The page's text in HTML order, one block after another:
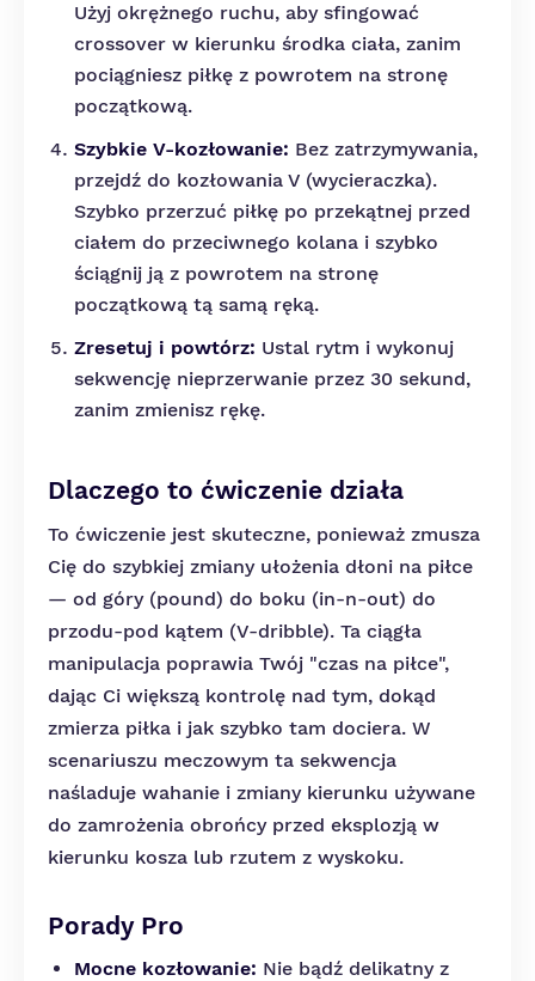
Użyj okrężnego ruchu, aby sfingować
crossover w kierunku środka ciała, zanim
pociągniesz piłkę z powrotem na stronę
początkową.
Szybkie V-kozłowanie: Bez zatrzymywania,
przejdź do kozłowania V (wycieraczka).
Szybko przerzuć piłkę po przekątnej przed
ciałem do przeciwnego kolana i szybko
ściągnij ją z powrotem na stronę
początkową tą samą ręką.
Zresetuj i powtórz: Ustal rytm i wykonuj
sekwencję nieprzerwanie przez 30 sekund,
zanim zmienisz rękę.
Dlaczego to ćwiczenie działa
To ćwiczenie jest skuteczne, ponieważ zmusza
Cię do szybkiej zmiany ułożenia dłoni na piłce
— od góry (pound) do boku (in-n-out) do
przodu-pod kątem (V-dribble). Ta ciągła
manipulacja poprawia Twój "czas na piłce",
dając Ci większą kontrolę nad tym, dokąd
zmierza piłka i jak szybko tam dociera. W
scenariuszu meczowym ta sekwencja
naśladuje wahanie i zmiany kierunku używane
do zamrożenia obrońcy przed eksplozją w
kierunku kosza lub rzutem z wyskoku.
Porady Pro
Mocne kozłowanie: Nie bądź delikatny z